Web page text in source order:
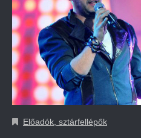
Előadók, sztárfellépők